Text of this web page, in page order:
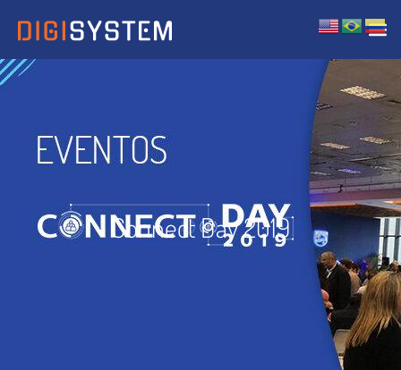
Connect Day 2019